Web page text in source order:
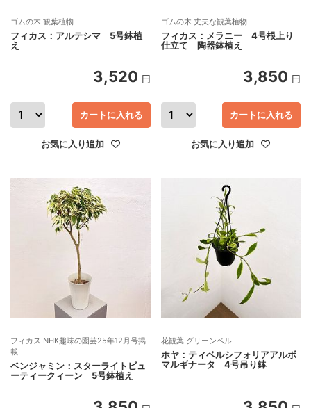
ゴムの木 観葉植物
フィカス：アルテシマ 5号鉢植
え
3,520 円
カートに入れる
お気に入り追加
ゴムの木 丈夫な観葉植物
フィカス：メラニー 4号根上り
仕立て 陶器鉢植え
3,850 円
カートに入れる
お気に入り追加
フィカス NHK趣味の園芸25年12月号掲
載
ベンジャミン：スターライトビュ
ーティークィーン 5号鉢植え
花観葉 グリーンベル
ホヤ：ティベルシフォリアアルボ
マルギナータ 4号吊り鉢